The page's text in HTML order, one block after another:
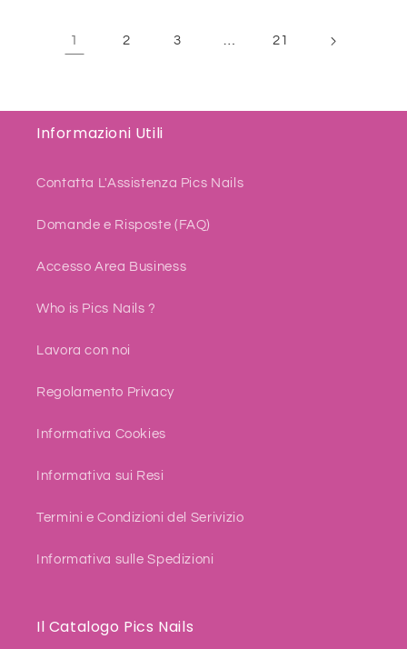
1 2 3 … 21
Informazioni Utili
Contatta L'Assistenza Pics Nails
Domande e Risposte (FAQ)
Accesso Area Business
Who is Pics Nails ?
Lavora con noi
Regolamento Privacy
Informativa Cookies
Informativa sui Resi
Termini e Condizioni del Serivizio
Informativa sulle Spedizioni
Il Catalogo Pics Nails